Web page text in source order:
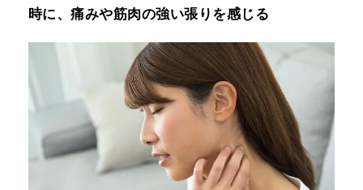
時に、痛みや筋肉の強い張りを感じる